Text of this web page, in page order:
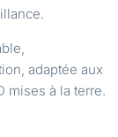
adaptée aux
mises à la terre.